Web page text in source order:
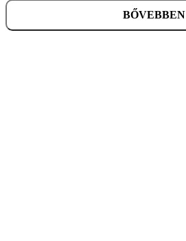
BŐVEBBEN